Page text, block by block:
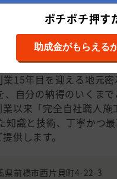
群馬県No.1！
15年目を迎える地元密
自分の納得のいくまで
以来「完全自社職人施
知識と技術、丁寧かつ
供します。
県前橋市西片貝町4-22-3
ポチポチ押す
助成金がもらえる